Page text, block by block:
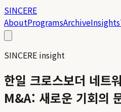
SINCERE
AboutProgramsArchiveInsights
SINCERE insight
한일 크로스보더 네트
M&A: 새로운 기회의